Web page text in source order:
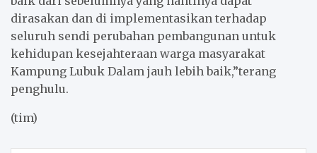
dirasakan dan di implementasikan terhadap
seluruh sendi perubahan pembangunan untuk
kehidupan kesejahteraan warga masyarakat
Kampung Lubuk Dalam jauh lebih baik,”terang
penghulu.
(tim)